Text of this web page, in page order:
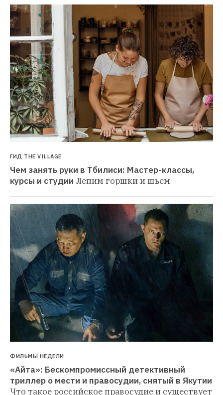
ГИД THE VILLAGE
Чем занять руки в Тбилиси: Мастер-классы,
курсы и студии Лепим горшки и шьем
ФИЛЬМЫ НЕДЕЛИ
«Айта»: Бескомпромиссный детективный
триллер о мести и правосудии, снятый в Якутии
Что такое российское правосудие и существует